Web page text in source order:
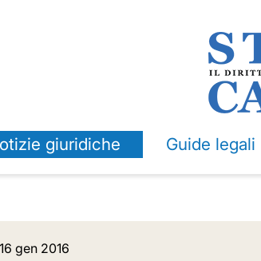
giuridiche Guide legali
16 gen 2016